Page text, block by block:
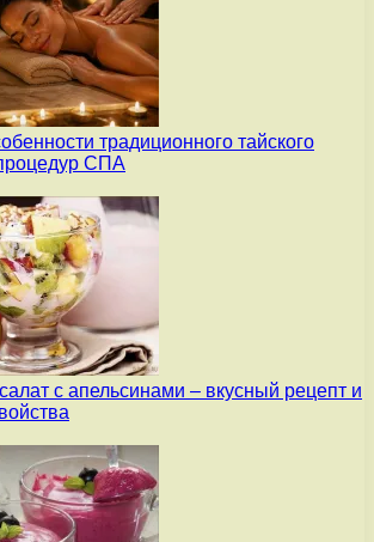
традиционного тайского
СПА
с апельсинами – вкусный рецепт и